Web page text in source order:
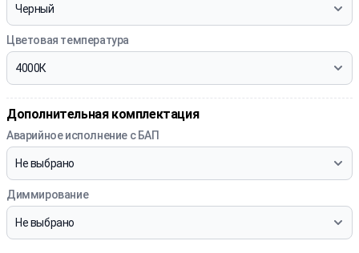
Цветовая температура
Дополнительная комплектация
Аварийное исполнение с БАП
Диммирование